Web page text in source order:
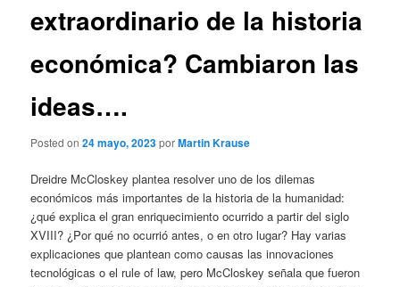
extraordinario de la historia
económica? Cambiaron las
ideas….
Posted on24 mayo, 2023porMartin Krause
Dreidre McCloskey plantea resolver uno de los dilemas
económicos más importantes de la historia de la humanidad:
¿qué explica el gran enriquecimiento ocurrido a partir del siglo
XVIII? ¿Por qué no ocurrió antes, o en otro lugar? Hay varias
explicaciones que plantean como causas las innovaciones
tecnológicas o el rule of law, pero McCloskey señala que fueron